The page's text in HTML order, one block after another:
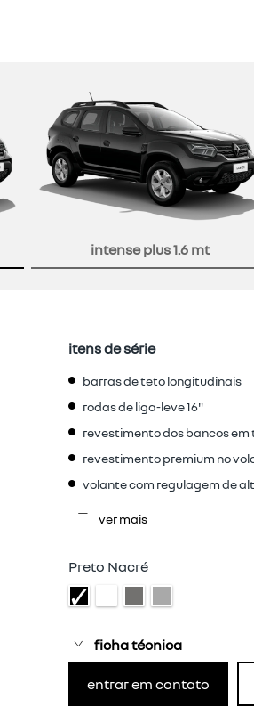
intense plus 1.6 mt
itens de série
barras de teto longitudinais
rodas de liga-leve 16"
revestimento dos bancos em
revestimento premium no
volante com regulagem de
ver mais
Preto Nacré
ficha técnica
entrar em contato